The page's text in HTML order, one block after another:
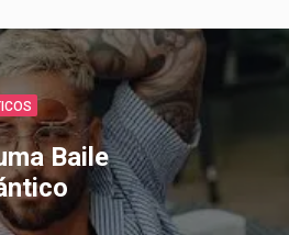
canción en